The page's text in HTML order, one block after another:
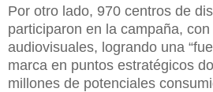
Por otro lado, 970 centros de
participaron en la campaña,
audiovisuales, logrando una
marca en puntos estratégicos
millones de potenciales